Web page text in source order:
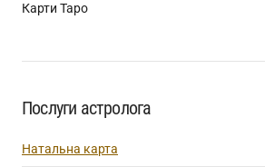
Карти Таро
Послуги астролога
Натальна карта